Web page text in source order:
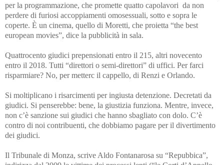
per la programmazione, che promette quatto capolavori da non
perdere di furiosi accoppiamenti omosessuali, sotto e sopra le
coperte. È un cinema, quello di Moretti, che proietta “the best
european movies”, dice la pubblicità in sala.
Quattrocento giudici prepensionati entro il 215, altri novecento
entro il 2018. Tutti “direttori o semi-direttori” di uffici. Per farci
risparmiare? No, per metterc il cappello, di Renzi e Orlando.
Si moltiplicano i risarcimenti per ingiusta detenzione. Decretati da
giudici. Si penserebbe: bene, la giustizia funziona. Mentre, invece,
non c’è sanzione sui giudici che hanno sbagliato con dolo. C’è
contro di noi contribuenti, che dobbiamo pagare per il divertimento
dei giudici.
Il Tribunale di Monza, scrive Aldo Fontanarosa su “Repubbica”,